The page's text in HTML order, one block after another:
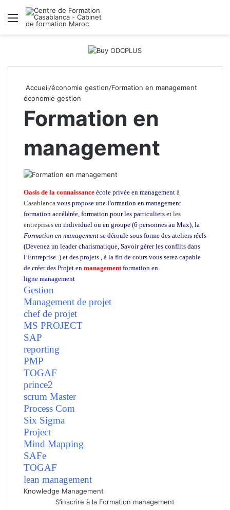
Menu
Accueil/économie gestion/Formation en management
économie gestion
Formation en
management
Oasis de la connaissance école privée en management à
Casablanca vous propose une Formation en management
formation accélérée, formation pour les particuliers et les
entreprises en individuel ou en groupe (6 personnes au Max), la
Formation en management se déroule sous forme des ateliers réels
(Devenez un leader charismatique, Savoir gérer les conflits dans
l’Entreprise..) et des projets , à la fin de cours vous serez capable
de créer des Projet en management formation en
ligne management
Gestion
Management de projet
chef de projet
MS PROJECT
SAP
reporting
PMP
TOGAF
prince2
scrum Master
Process Com
Six Sigma
Project
Mind Mapping
SAFe
TOGAF
lean management
Knowledge Management
S’inscrire à la Formation management